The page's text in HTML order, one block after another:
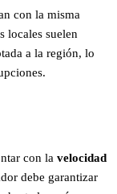
con la misma
locales suelen
a la región, lo
con la velocidad
debe garantizar